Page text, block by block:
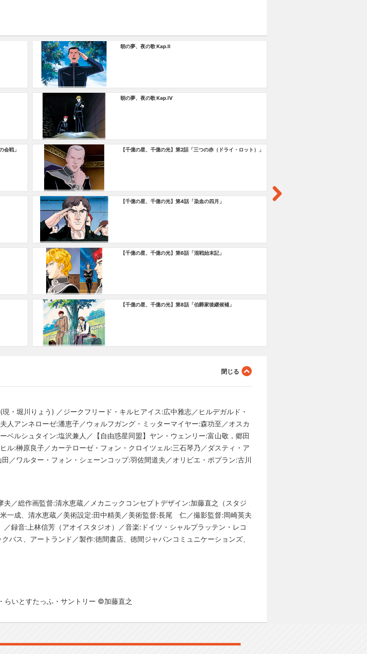
朝の夢、夜の歌 Kap.II
朝の夢、夜の歌 Kap.IV
会戦」 【千億の星、千億の光】第2話「三つの赤（ドライ・ロット）」
【千億の星、千億の光】第4話「染血の四月」
【千億の星、千億の光】第6話「混戦始末記」
【千億の星、千億の光】第8話「伯爵家後継候補」
・堀川りょう) ／ジークフリード・キルヒアイス:広中雅志／ヒルデガルド・
人アンネローゼ:潘恵子／ウォルフガング・ミッターマイヤー:森功至／オスカ
ベルシュタイン:塩沢兼人／【自由惑星同盟】ヤン・ウェンリー:富山敬，郷田
ル:榊原良子／カーテローゼ・フォン・クロイツェル:三石琴乃／ダスティ・ア
／ワルター・フォン・シェーンコップ:羽佐間道夫／オリビエ・ポプラン:古川
／総作画監督:清水恵蔵／メカニックコンセプトデザイン:加藤直之（スタジ
一成、清水恵蔵／美術設定:田中精美／美術監督:長尾 仁／撮影監督:岡崎英夫
録音:上林信芳（アオイスタジオ）／音楽:ドイツ・シャルプラッテン・レコ
バス、アートランド／製作:徳間書店、徳間ジャパンコミュニケーションズ、
らいとすたっふ・サントリー ©加藤直之